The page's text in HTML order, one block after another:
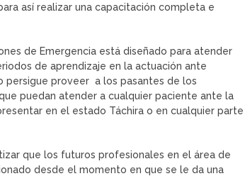
así realizar una capacitación completa e
de Emergencia está diseñado para atender
de aprendizaje en la actuación ante
persigue proveer a los pasantes de los
puedan atender a cualquier paciente ante la
en el estado Táchira o en cualquier parte
que los futuros profesionales en el área de
desde el momento en que se le da una